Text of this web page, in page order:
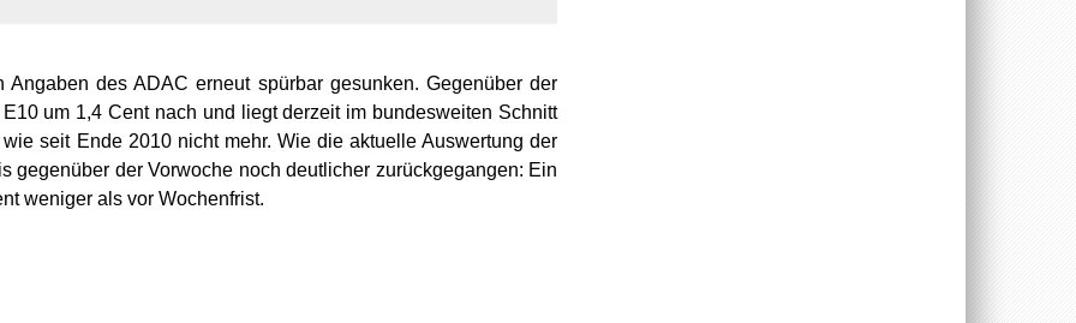
des ADAC erneut spürbar gesunken. Gegenüber der
um 1,4 Cent nach und liegt derzeit im bundesweiten Schnitt
seit Ende 2010 nicht mehr. Wie die aktuelle Auswertung der
gegenüber der Vorwoche noch deutlicher zurückgegangen: Ein
weniger als vor Wochenfrist.